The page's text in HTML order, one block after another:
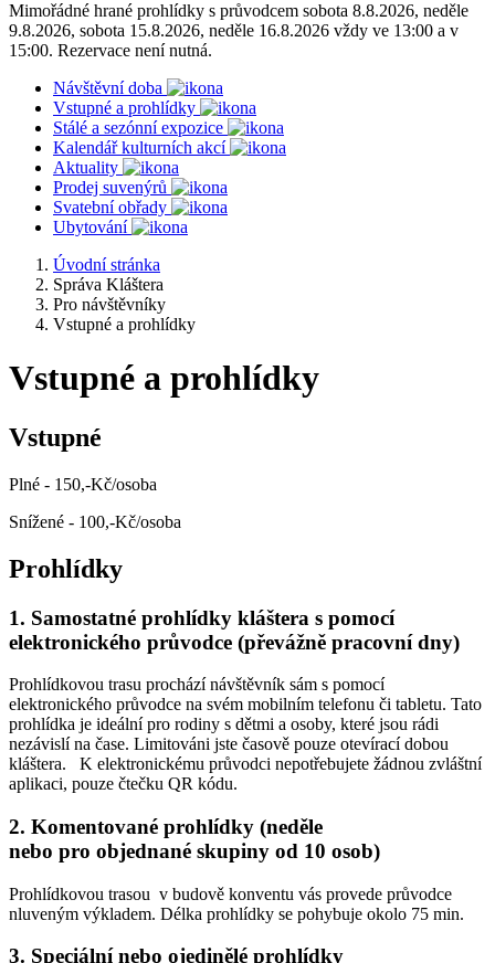
Mimořádné hrané prohlídky s průvodcem sobota 8.8.2026, neděle
9.8.2026, sobota 15.8.2026, neděle 16.8.2026 vždy ve 13:00 a v
15:00. Rezervace není nutná.
Návštěvní doba
Vstupné a prohlídky
Stálé a sezónní expozice
Kalendář kulturních akcí
Aktuality
Prodej suvenýrů
Svatební obřady
Ubytování
Úvodní stránka
Správa Kláštera
Pro návštěvníky
Vstupné a prohlídky
Vstupné a prohlídky
Vstupné
Plné - 150,-Kč/osoba
Snížené - 100,-Kč/osoba
Prohlídky
1. Samostatné prohlídky kláštera s pomocí
elektronického průvodce (převážně pracovní dny)
Prohlídkovou trasu prochází návštěvník sám s pomocí
elektronického průvodce na svém mobilním telefonu či tabletu. Tato
prohlídka je ideální pro rodiny s dětmi a osoby, které jsou rádi
nezávislí na čase. Limitováni jste časově pouze otevírací dobou
kláštera. K elektronickému průvodci nepotřebujete žádnou zvláštní
aplikaci, pouze čtečku QR kódu.
2. Komentované prohlídky (neděle
nebo pro objednané skupiny od 10 osob)
Prohlídkovou trasou v budově konventu vás provede průvodce
nluveným výkladem. Délka prohlídky se pohybuje okolo 75 min.
3. Speciální nebo ojedinělé prohlídky